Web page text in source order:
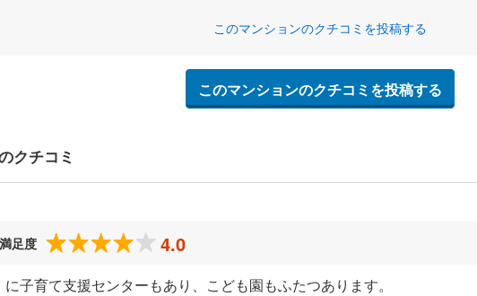
このマンションのクチコミを投稿する
このマンションのクチコミを投稿する
クチコミ
足度 4.0
子育て支援センターもあり、こども園もふたつあります。